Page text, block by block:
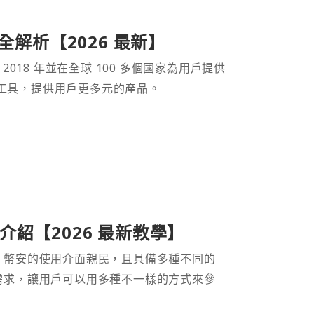
析【2026 最新】
年並在全球 100 多個國家為用戶提供
，提供用戶更多元的產品。
紹【2026 最新教學】
安的使用介面親民，且具備多種不同的
，讓用戶可以用多種不一樣的方式來參